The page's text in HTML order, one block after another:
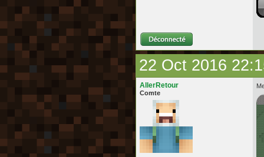
22 Oct 2016
AllerRetour
Comte